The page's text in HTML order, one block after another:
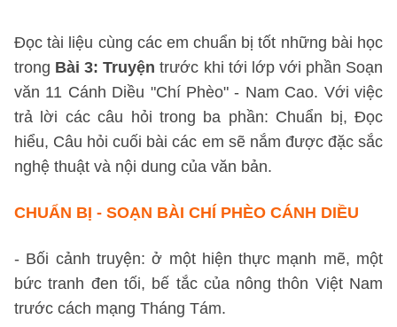
Đọc tài liệu cùng các em chuẩn bị tốt những bài học
trong Bài 3: Truyện trước khi tới lớp với phần Soạn
văn 11 Cánh Diều "Chí Phèo" - Nam Cao. Với việc
trả lời các câu hỏi trong ba phần: Chuẩn bị, Đọc
hiểu, Câu hỏi cuối bài các em sẽ nắm được đặc sắc
nghệ thuật và nội dung của văn bản.
CHUẨN BỊ - SOẠN BÀI CHÍ PHÈO CÁNH DIỀU
- Bối cảnh truyện: ở một hiện thực mạnh mẽ, một
bức tranh đen tối, bế tắc của nông thôn Việt Nam
trước cách mạng Tháng Tám.